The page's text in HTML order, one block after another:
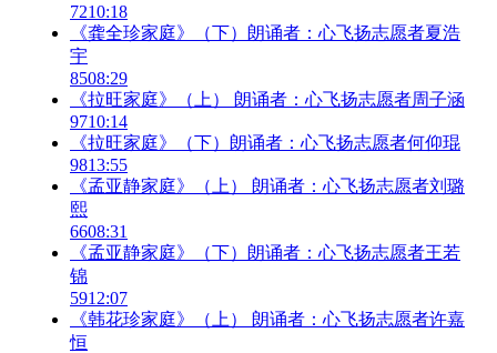
7210:18
《龚全珍家庭》（下）朗诵者：心飞扬志愿者夏浩
宇
8508:29
《拉旺家庭》（上） 朗诵者：心飞扬志愿者周子涵
9710:14
《拉旺家庭》（下）朗诵者：心飞扬志愿者何仰琨
9813:55
《孟亚静家庭》（上） 朗诵者：心飞扬志愿者刘璐
熙
6608:31
《孟亚静家庭》（下）朗诵者：心飞扬志愿者王若
锦
5912:07
《韩花珍家庭》（上） 朗诵者：心飞扬志愿者许嘉
恒